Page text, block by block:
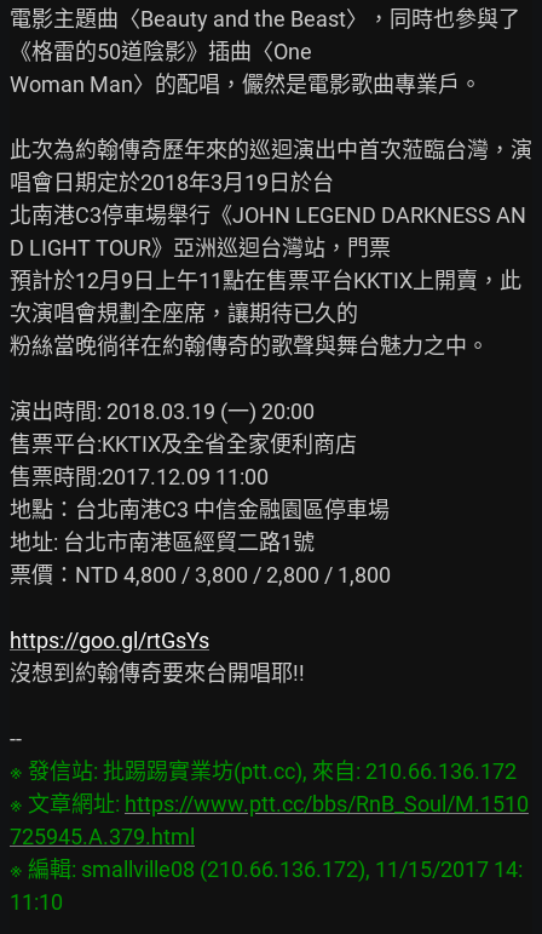
電影主題曲〈Beauty and the Beast〉，同時也參與了
《格雷的50道陰影》插曲〈One
Woman Man〉的配唱，儼然是電影歌曲專業戶。
此次為約翰傳奇歷年來的巡迴演出中首次蒞臨台灣，演
唱會日期定於2018年3月19日於台
北南港C3停車場舉行《JOHN LEGEND DARKNESS AN
D LIGHT TOUR》亞洲巡迴台灣站，門票
預計於12月9日上午11點在售票平台KKTIX上開賣，此
次演唱會規劃全座席，讓期待已久的
粉絲當晚徜徉在約翰傳奇的歌聲與舞台魅力之中。
演出時間: 2018.03.19 (一) 20:00
售票平台:KKTIX及全省全家便利商店
售票時間:2017.12.09 11:00
地點：台北南港C3 中信金融園區停車場
地址: 台北市南港區經貿二路1號
票價：NTD 4,800 / 3,800 / 2,800 / 1,800
https://goo.gl/rtGsYs
沒想到約翰傳奇要來台開唱耶!!
※ 發信站: 批踢踢實業坊(ptt.cc), 來自: 210.66.136.172
※ 文章網址: https://www.ptt.cc/bbs/RnB_Soul/M.1510
725945.A.379.html
※ 編輯: smallville08 (210.66.136.172), 11/15/2017 14: